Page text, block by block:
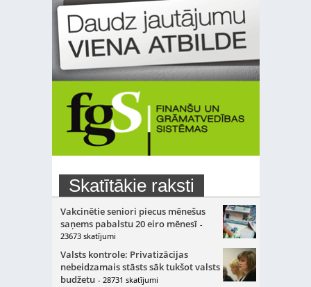
Skatītākie raksti
Vakcinētie seniori piecus mēnešus
saņems pabalstu 20 eiro mēnesī -
23673 skatījumi
Valsts kontrole: Privatizācijas
nebeidzamais stāsts sāk tukšot valsts
budžetu - 28731 skatījumi